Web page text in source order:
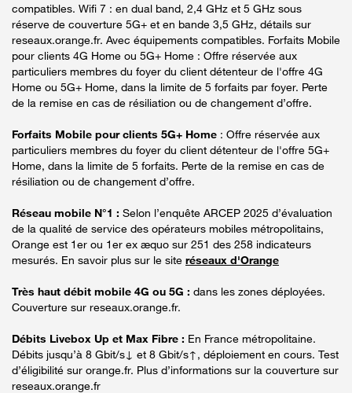
compatibles. Wifi 7 : en dual band, 2,4 GHz et 5 GHz sous
réserve de couverture 5G+ et en bande 3,5 GHz, détails sur
reseaux.orange.fr. Avec équipements compatibles. Forfaits Mobile
pour clients 4G Home ou 5G+ Home : Offre réservée aux
particuliers membres du foyer du client détenteur de l'offre 4G
Home ou 5G+ Home, dans la limite de 5 forfaits par foyer. Perte
de la remise en cas de résiliation ou de changement d’offre.
Forfaits Mobile pour clients 5G+ Home : Offre réservée aux
particuliers membres du foyer du client détenteur de l'offre 5G+
Home, dans la limite de 5 forfaits. Perte de la remise en cas de
résiliation ou de changement d’offre.
Réseau mobile N°1 : Selon l’enquête ARCEP 2025 d’évaluation
de la qualité de service des opérateurs mobiles métropolitains,
Orange est 1er ou 1er ex æquo sur 251 des 258 indicateurs
mesurés. En savoir plus sur le site réseaux d'Orange
Très haut débit mobile 4G ou 5G : dans les zones déployées.
Couverture sur reseaux.orange.fr.
Débits Livebox Up et Max Fibre : En France métropolitaine.
Débits jusqu’à 8 Gbit/s↓ et 8 Gbit/s↑, déploiement en cours. Test
d’éligibilité sur orange.fr. Plus d’informations sur la couverture sur
reseaux.orange.fr